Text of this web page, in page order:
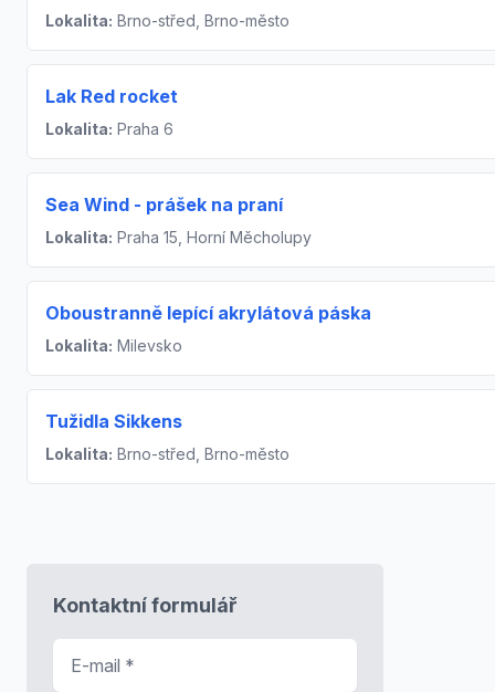
Lokalita: Brno-střed, Brno-město
Lak Red rocket
Lokalita: Praha 6
Sea Wind - prášek na praní
Lokalita: Praha 15, Horní Měcholupy
Oboustranně lepící akrylátová páska
Lokalita: Milevsko
Tužidla Sikkens
Lokalita: Brno-střed, Brno-město
Kontaktní formulář